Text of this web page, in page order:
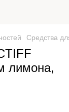
Средства
лимона,